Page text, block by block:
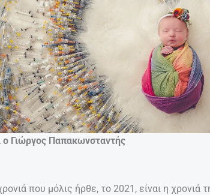
ο Γιώργος Παπακωνσταντής
που μόλις ήρθε, το 2021, είναι η χρονιά